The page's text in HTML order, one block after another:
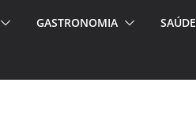
GASTRONOMIA SAÚDE